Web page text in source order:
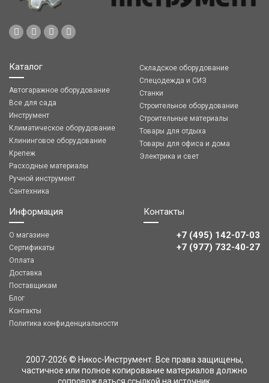
Каталог
Автогаражное оборудование
Все для сада
Инструмент
Климатическое оборудование
Клининговое оборудование
Крепеж
Расходные материалы
Ручной инструмент
Сантехника
Складское оборудование
Спецодежда и СИЗ
Станки
Строительное оборудование
Строительные материалы
Товары для отдыха
Товары для офиса и дома
Электрика и свет
Информация
О магазине
Сертификаты
Оплата
Доставка
Поставщикам
Блог
Контакты
Политика конфиденциальности
Контакты
+7 (495) 142-07-03
‎‎+7 (977) 732-40-27
2007-2026 © Никос-Инструмент. Все права защищены,
частичное или полное копирование материалов должно